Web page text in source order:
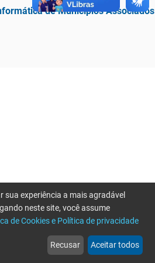
de Municípios Associados
web
Notícias
more_horiz
Mais
sua experiência a mais agradável
neste site, você assume
de Cookies e Política de privacidade
Recusar Aceitar todos
por favor tente novamente